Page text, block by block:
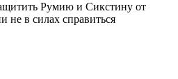
Румию и Сикстину от
не в силах справиться